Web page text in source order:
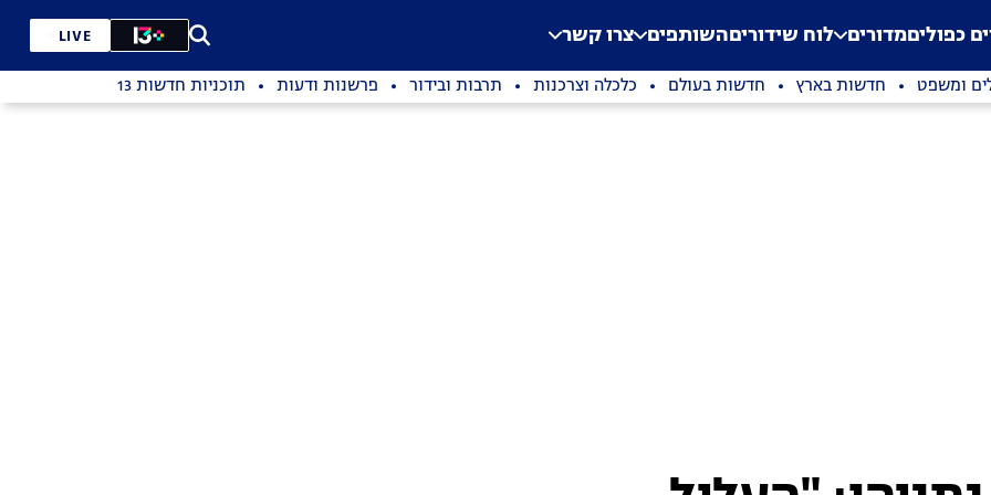
Application error: a
. כפוליםמדורים לוח שידוריםהשותפים צרו קשר LIVE
ומשפט חדשות בארץ חדשות בעולם כלכלה וצרכנות תרבות ובידור פרשנות ודעות תוכניות חדשות 13